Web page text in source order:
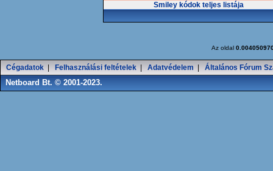
Smiley kódok teljes listája
Az oldal
Cégadatok Felhasználási feltételek Adatvédelem Általános Fórum
Netboard Bt. © 2001-2023.